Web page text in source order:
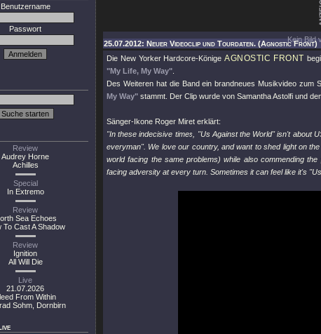
Benutzername
Passwort
Review
Audrey Horne
Achilles
Special
In Extremo
Review
Sea Echoes
To Cast A Shadow
Review
Ignition
All Will Die
Live
21.07.2026
From Within
Sohm, Dornbirn
Kein Bild
25.07.2012: Neuer Videoclip und Tourdaten. (Agnostic Front)
Die New Yorker Hardcore-KönigeAGNOSTIC FRONT
"My Life, My Way"
Des Weiteren hat die Band ein brandneues Musikvideo zum
My Way" stammt. Der Clip wurde von Samantha Astolfi und
Sänger-Ikone Roger Miret erklärt:
"In these indecisive times, "Us Against the World" isn't about
everyman". We love our country, and want to shed light on
world facing the same problems) while also commending
facing adversity at every turn. Sometimes it can feel like it's